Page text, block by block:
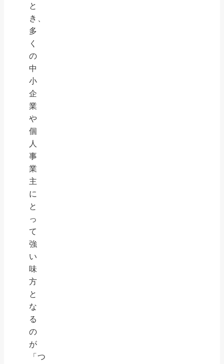
と
き、
多
く
の
中
小
企
業
や
個
人
事
業
主
に
と
っ
て
強
い
味
方
と
な
る
の
が
「つ